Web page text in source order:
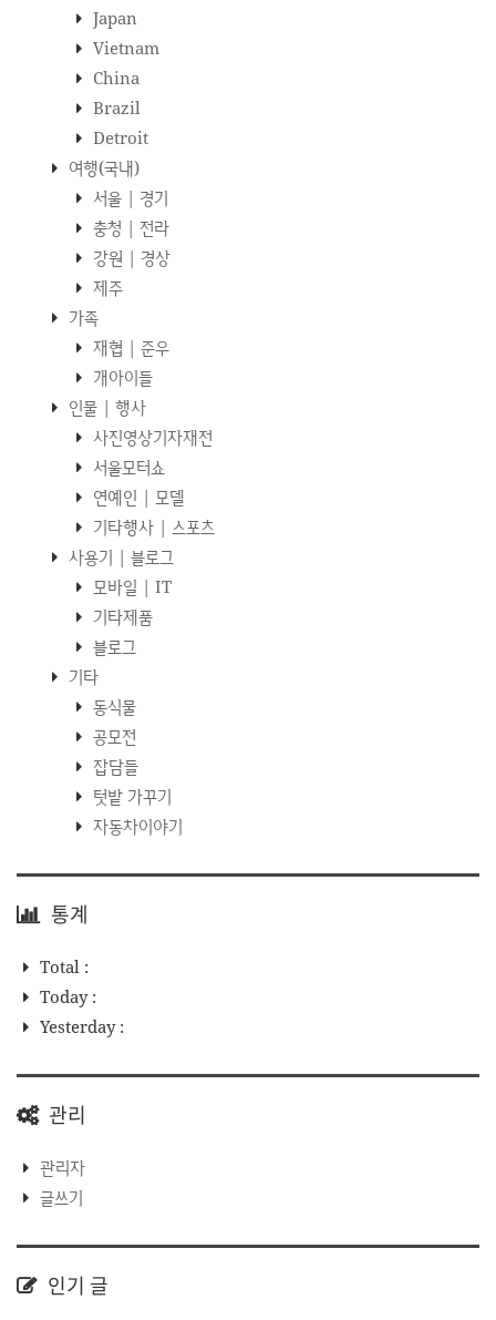
Japan
Vietnam
China
Brazil
Detroit
여행(국내)
서울 | 경기
충청 | 전라
강원 | 경상
제주
가족
재협 | 준우
개아이들
인물 | 행사
사진영상기자재전
서울모터쇼
연예인 | 모델
기타행사 | 스포츠
사용기 | 블로그
모바일 | IT
기타제품
블로그
기타
동식물
공모전
잡담들
텃밭 가꾸기
자동차이야기
통계
Total :
Today :
Yesterday :
관리
관리자
글쓰기
인기 글